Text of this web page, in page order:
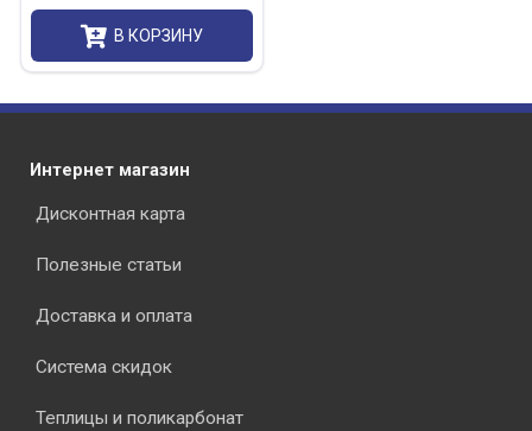
В КОРЗИНУ
Интернет магазин
Дисконтная карта
Полезные статьи
Доставка и оплата
Система скидок
Теплицы и поликарбонат